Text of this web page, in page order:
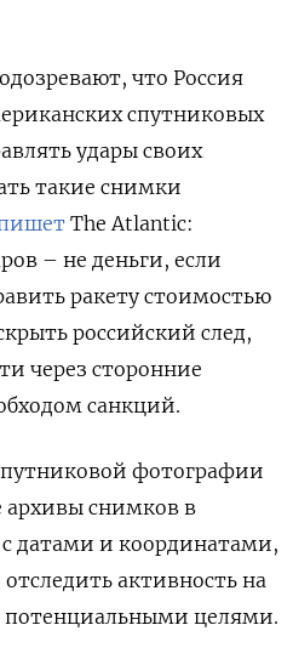
что Россия
спутниковых
удары своих
такие снимки
The Atlantic:
– не деньги, если
ракету стоимостью
российский след,
через сторонние
санкций.
фотографии
снимков в
датами и координатами,
активность на
потенциальными целями.